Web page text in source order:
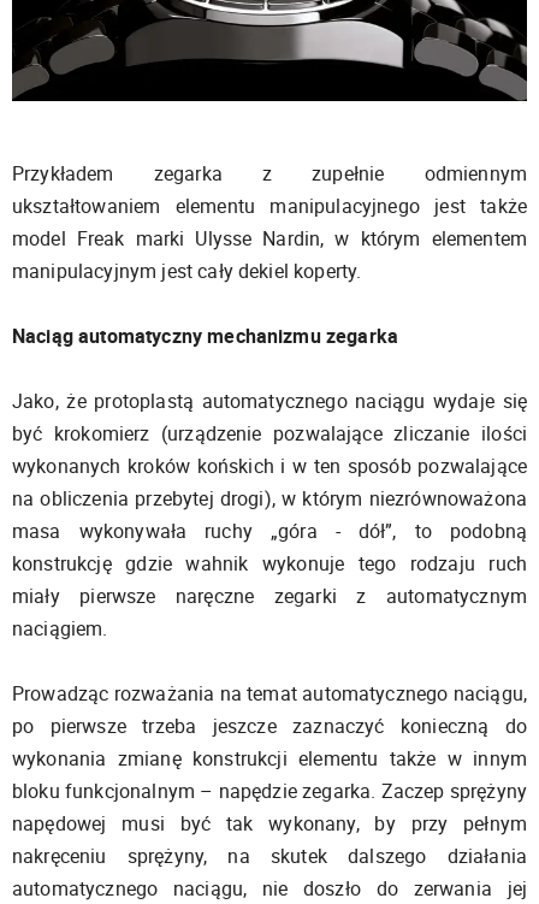
Przykładem zegarka z zupełnie odmiennym
ukształtowaniem elementu manipulacyjnego jest także
model Freak marki Ulysse Nardin, w którym elementem
manipulacyjnym jest cały dekiel koperty.
Naciąg automatyczny mechanizmu zegarka
Jako, że protoplastą automatycznego naciągu wydaje się
być krokomierz (urządzenie pozwalające zliczanie ilości
wykonanych kroków końskich i w ten sposób pozwalające
na obliczenia przebytej drogi), w którym niezrównoważona
masa wykonywała ruchy „góra - dół”, to podobną
konstrukcję gdzie wahnik wykonuje tego rodzaju ruch
miały pierwsze naręczne zegarki z automatycznym
naciągiem.
Prowadząc rozważania na temat automatycznego naciągu,
po pierwsze trzeba jeszcze zaznaczyć konieczną do
wykonania zmianę konstrukcji elementu także w innym
bloku funkcjonalnym – napędzie zegarka. Zaczep sprężyny
napędowej musi być tak wykonany, by przy pełnym
nakręceniu sprężyny, na skutek dalszego działania
automatycznego naciągu, nie doszło do zerwania jej